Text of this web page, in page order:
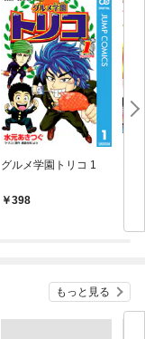
グルメ学園トリコ 1
398
もっと見る